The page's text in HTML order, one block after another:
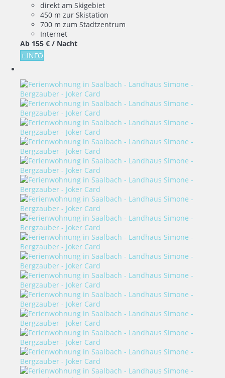
direkt am Skigebiet
450 m zur Skistation
700 m zum Stadtzentrum
Internet
Ab 155 € / Nacht
+ INFO